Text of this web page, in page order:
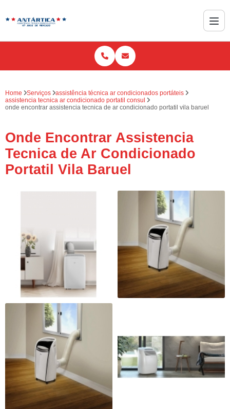
Home Serviços
assistência técnica ar condicionados portáteis
assistencia tecnica ar condicionado portatil consul
onde encontrar assistencia tecnica de ar condicionado portatil vila baruel
Onde Encontrar Assistencia
Tecnica de Ar Condicionado
Portatil Vila Baruel